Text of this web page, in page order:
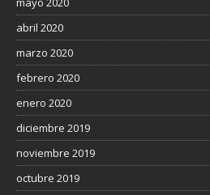
abril 2020
marzo 2020
febrero 2020
enero 2020
diciembre 2019
noviembre 2019
octubre 2019